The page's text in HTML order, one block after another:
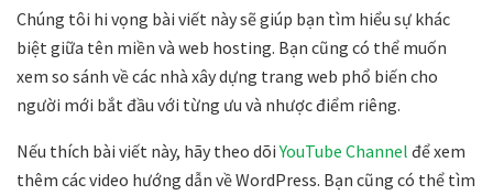
Chúng tôi hi vọng bài viết này sẽ giúp bạn tìm hiểu sự khác
biệt giữa tên miền và web hosting. Bạn cũng có thể muốn
xem so sánh về các nhà xây dựng trang web phổ biến cho
người mới bắt đầu với từng ưu và nhược điểm riêng.
Nếu thích bài viết này, hãy theo dõiYouTube Channel để xem
thêm các video hướng dẫn về WordPress. Bạn cũng có thể tìm